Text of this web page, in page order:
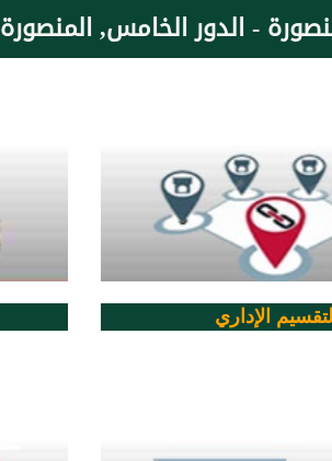
- الدور الخامس, المنصورة
التقسيم الإداري